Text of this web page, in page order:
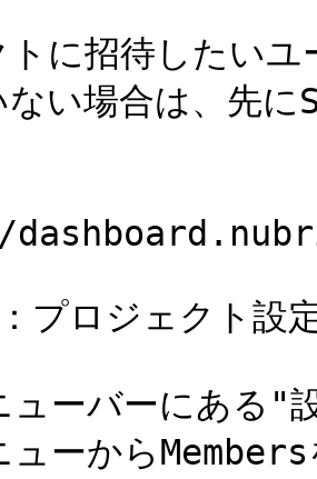
トに招待したい
ない場合は、先
プロジェクト設
ーバーにある"
ーから